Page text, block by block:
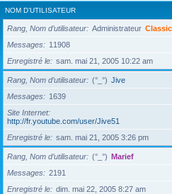
NOM D’UTILISATEUR
Rang, Nom d’utilisateur Administrateur
Messages
11908
Enregistré le
sam. mai 21, 2005 10:22 am
Rang, Nom d’utilisateur (°_°) Jive
Messages
1639
Site Internet
http://fr.youtube.com/user/Jive51
Enregistré le
sam. mai 21, 2005 3:26 pm
Rang, Nom d’utilisateur (°_°) Marief
Messages
2191
Enregistré le
dim. mai 22, 2005 8:27 am